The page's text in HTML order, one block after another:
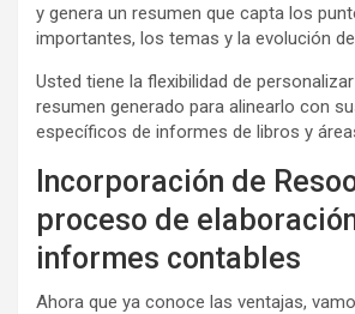
y genera un resumen que capta los
importantes, los temas y la evolución
Usted tiene la flexibilidad de
resumen generado para alinearlo con
específicos de informes de libros y
Incorporación de
proceso de
informes contables
Ahora que ya conoce las ventajas,